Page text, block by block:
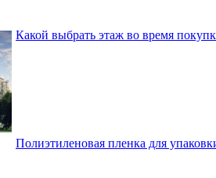
Какой выбрать этаж во время
Полиэтиленовая пленка для